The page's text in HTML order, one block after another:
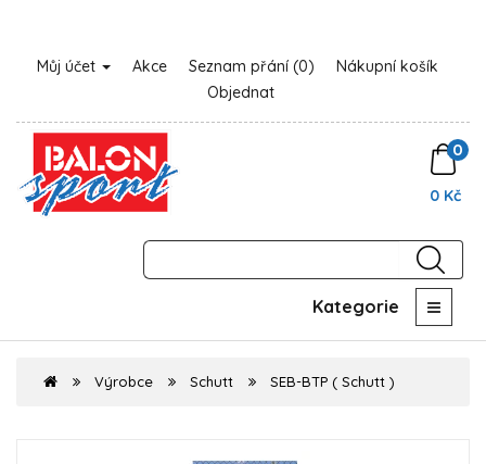
Můj účet Akce Seznam přání (0)
Nákupní košík
Objednat
0
0 Kč
Kategorie
Výrobce Schutt SEB-BTP ( Schutt )